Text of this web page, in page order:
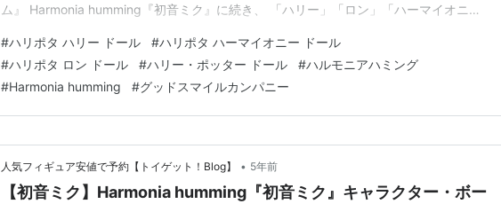
ム』 Harmonia humming『初音ミク』に続き、 「ハリー」「ロン」「ハーマイオニ
ン」のサイズは、全高：約…
#ハリポタ ハリー ドール #ハリポタ ハーマイオニー ドール
#ハリポタ ロン ドール #ハリー・ポッター ドール #ハルモニアハミング
#Harmonia humming #グッドスマイルカンパニー
人気フィギュア安値で予約【トイゲット！Blog】 • 5年前
【初音ミク】Harmonia humming『初音ミク』キャラクター・ボー